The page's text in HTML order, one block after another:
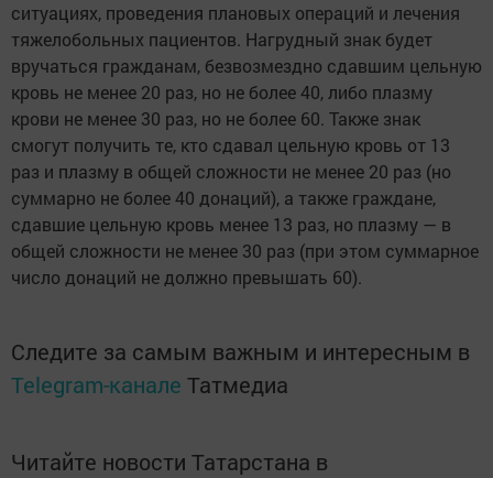
ситуациях, проведения плановых операций и лечения
тяжелобольных пациентов. Нагрудный знак будет
вручаться гражданам, безвозмездно сдавшим цельную
кровь не менее 20 раз, но не более 40, либо плазму
крови не менее 30 раз, но не более 60. Также знак
смогут получить те, кто сдавал цельную кровь от 13
раз и плазму в общей сложности не менее 20 раз (но
суммарно не более 40 донаций), а также граждане,
сдавшие цельную кровь менее 13 раз, но плазму — в
общей сложности не менее 30 раз (при этом суммарное
число донаций не должно превышать 60).
Следите за самым важным и интересным в
Telegram-канале Татмедиа
Читайте новости Татарстана в